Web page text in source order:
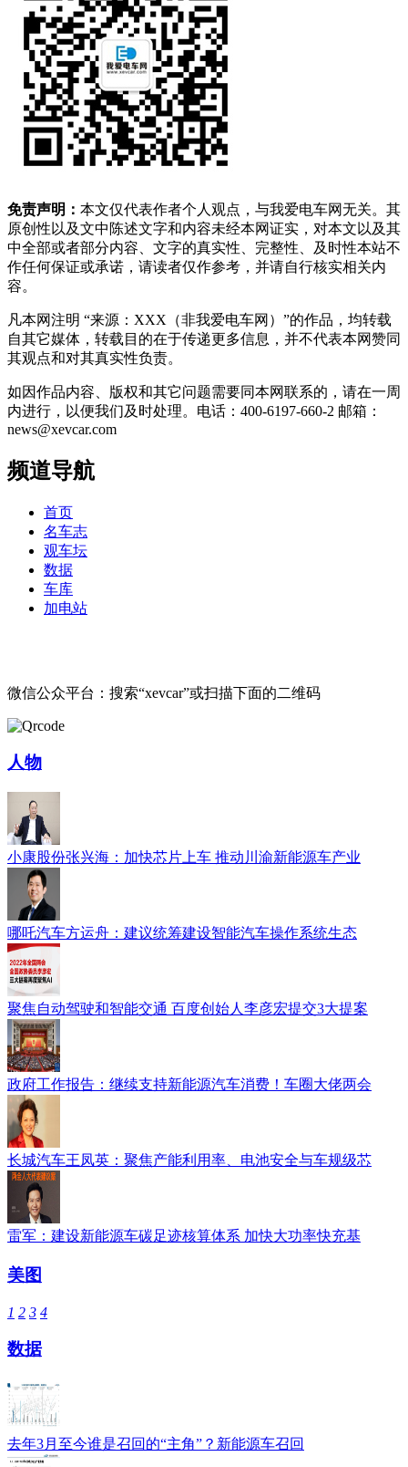
免责声明： 本文仅代表作者个人观点，与我爱电车网无关。其
原创性以及文中陈述文字和内容未经本网证实，对本文以及其
中全部或者部分内容、文字的真实性、完整性、及时性本站不
作任何保证或承诺，请读者仅作参考，并请自行核实相关内
容。
凡本网注明 “来源：XXX（非我爱电车网）”的作品，均转载
自其它媒体，转载目的在于传递更多信息，并不代表本网赞同
其观点和对其真实性负责。
如因作品内容、版权和其它问题需要同本网联系的，请在一周
内进行，以便我们及时处理。电话：400-6197-660-2 邮箱：
news@xevcar.com
频道导航
首页
名车志
观车坛
数据
车库
加电站
微信公众平台：搜索“xevcar”或扫描下面的二维码
人物
小康股份张兴海：加快芯片上车 推动川渝新能源车产业
哪吒汽车方运舟：建议统筹建设智能汽车操作系统生态
聚焦自动驾驶和智能交通 百度创始人李彦宏提交3大提案
政府工作报告：继续支持新能源汽车消费！车圈大佬两会
长城汽车王凤英：聚焦产能利用率、电池安全与车规级芯
雷军：建设新能源车碳足迹核算体系 加快大功率快充基
美图
1 2 3 4
数据
去年3月至今谁是召回的“主角”？新能源车召回